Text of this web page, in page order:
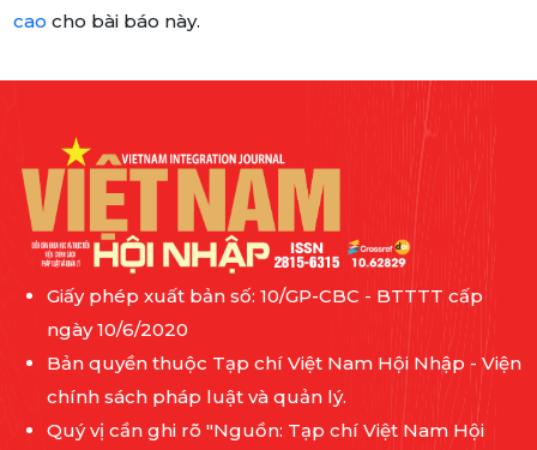
cao cho bài báo này.
Giấy phép xuất bản số: 10/GP-CBC - BTTTT cấp
ngày 10/6/2020
Bản quyền thuộc Tạp chí Việt Nam Hội Nhập - Viện
chính sách pháp luật và quản lý.
Quý vị cần ghi rõ "Nguồn: Tạp chí Việt Nam Hội